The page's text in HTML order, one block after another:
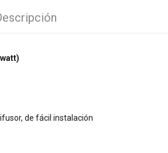
de fácil instalación